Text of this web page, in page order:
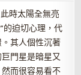
時太陽全無亮
的迫切心理，代
其人個性沉著
門星是暗星又
而很容易看不